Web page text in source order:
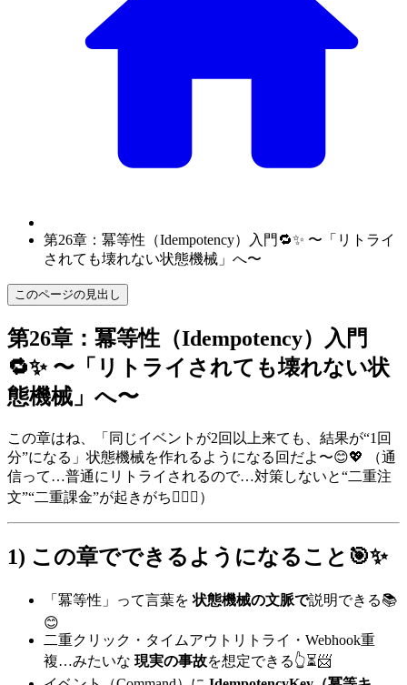
第26章：冪等性（Idempotency）入門🔁✨ 〜「リトライ
されても壊れない状態機械」へ〜
このページの見出し
第26章：冪等性（Idempotency）入門
🔁✨ 〜「リトライされても壊れない状
態機械」へ〜
この章はね、「同じイベントが2回以上来ても、結果が“1回
分”になる」状態機械を作れるようになる回だよ〜😊💖 （通
信って…普通にリトライされるので…対策しないと“二重注
文”“二重課金”が起きがち😵‍💫💥）
1) この章でできるようになること🎯✨
「冪等性」って言葉を状態機械の文脈で説明できる📚
😊
二重クリック・タイムアウトリトライ・Webhook重
複…みたいな 現実の事故を想定できる👆⏳📨